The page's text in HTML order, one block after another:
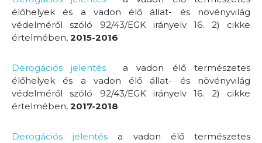
élőhelyek és a vadon élő állat- és növényvilág
védelméről szóló 92/43/EGK irányelv 16. 2) cikke
értelmében, 2015-2016
Derogációs jelentés a vadon élő természetes
élőhelyek és a vadon élő állat- és növényvilág
védelméről szóló 92/43/EGK irányelv 16. 2) cikke
értelmében, 2017-2018
Derogációs jelentés a vadon élő természetes